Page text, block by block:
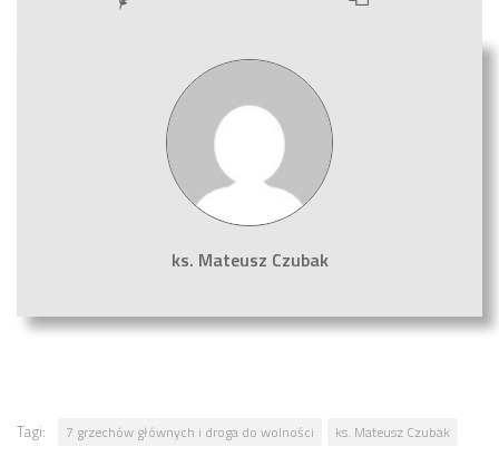
ks. Mateusz Czubak
Tagi: 7 grzechów głównych i droga do wolności ks. Mateusz Czubak